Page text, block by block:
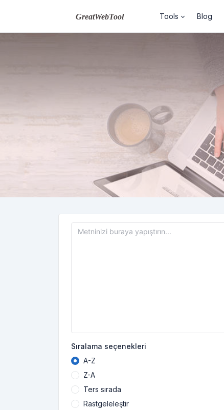
Tools Blog
Sıralama seçenekleri
A-Z
Z-A
Ters sırada
Rastgeleleştir